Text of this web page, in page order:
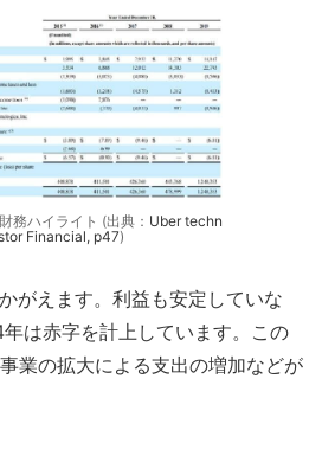
務ハイライト (出典： Uber techn
Financial, p47)
がえます。利益も安定していな
は赤字を計上しています。この
業の拡大による支出の増加などが